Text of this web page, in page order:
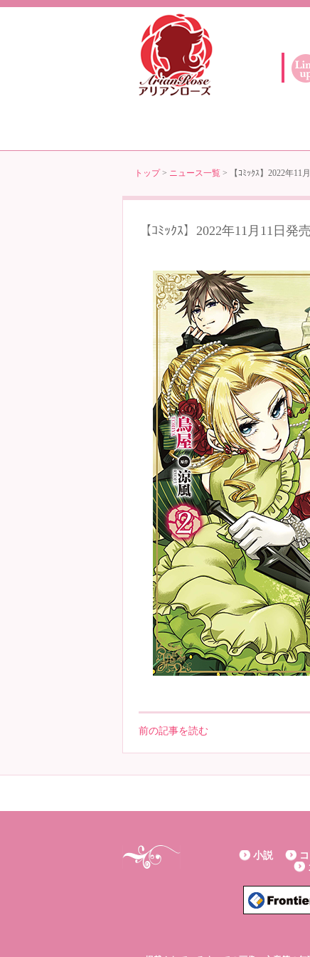
トップ> ニュース一覧> 【ｺﾐｯｸｽ】2022年11
【ｺﾐｯｸｽ】2022年11月11日
前の記事を読む
小説